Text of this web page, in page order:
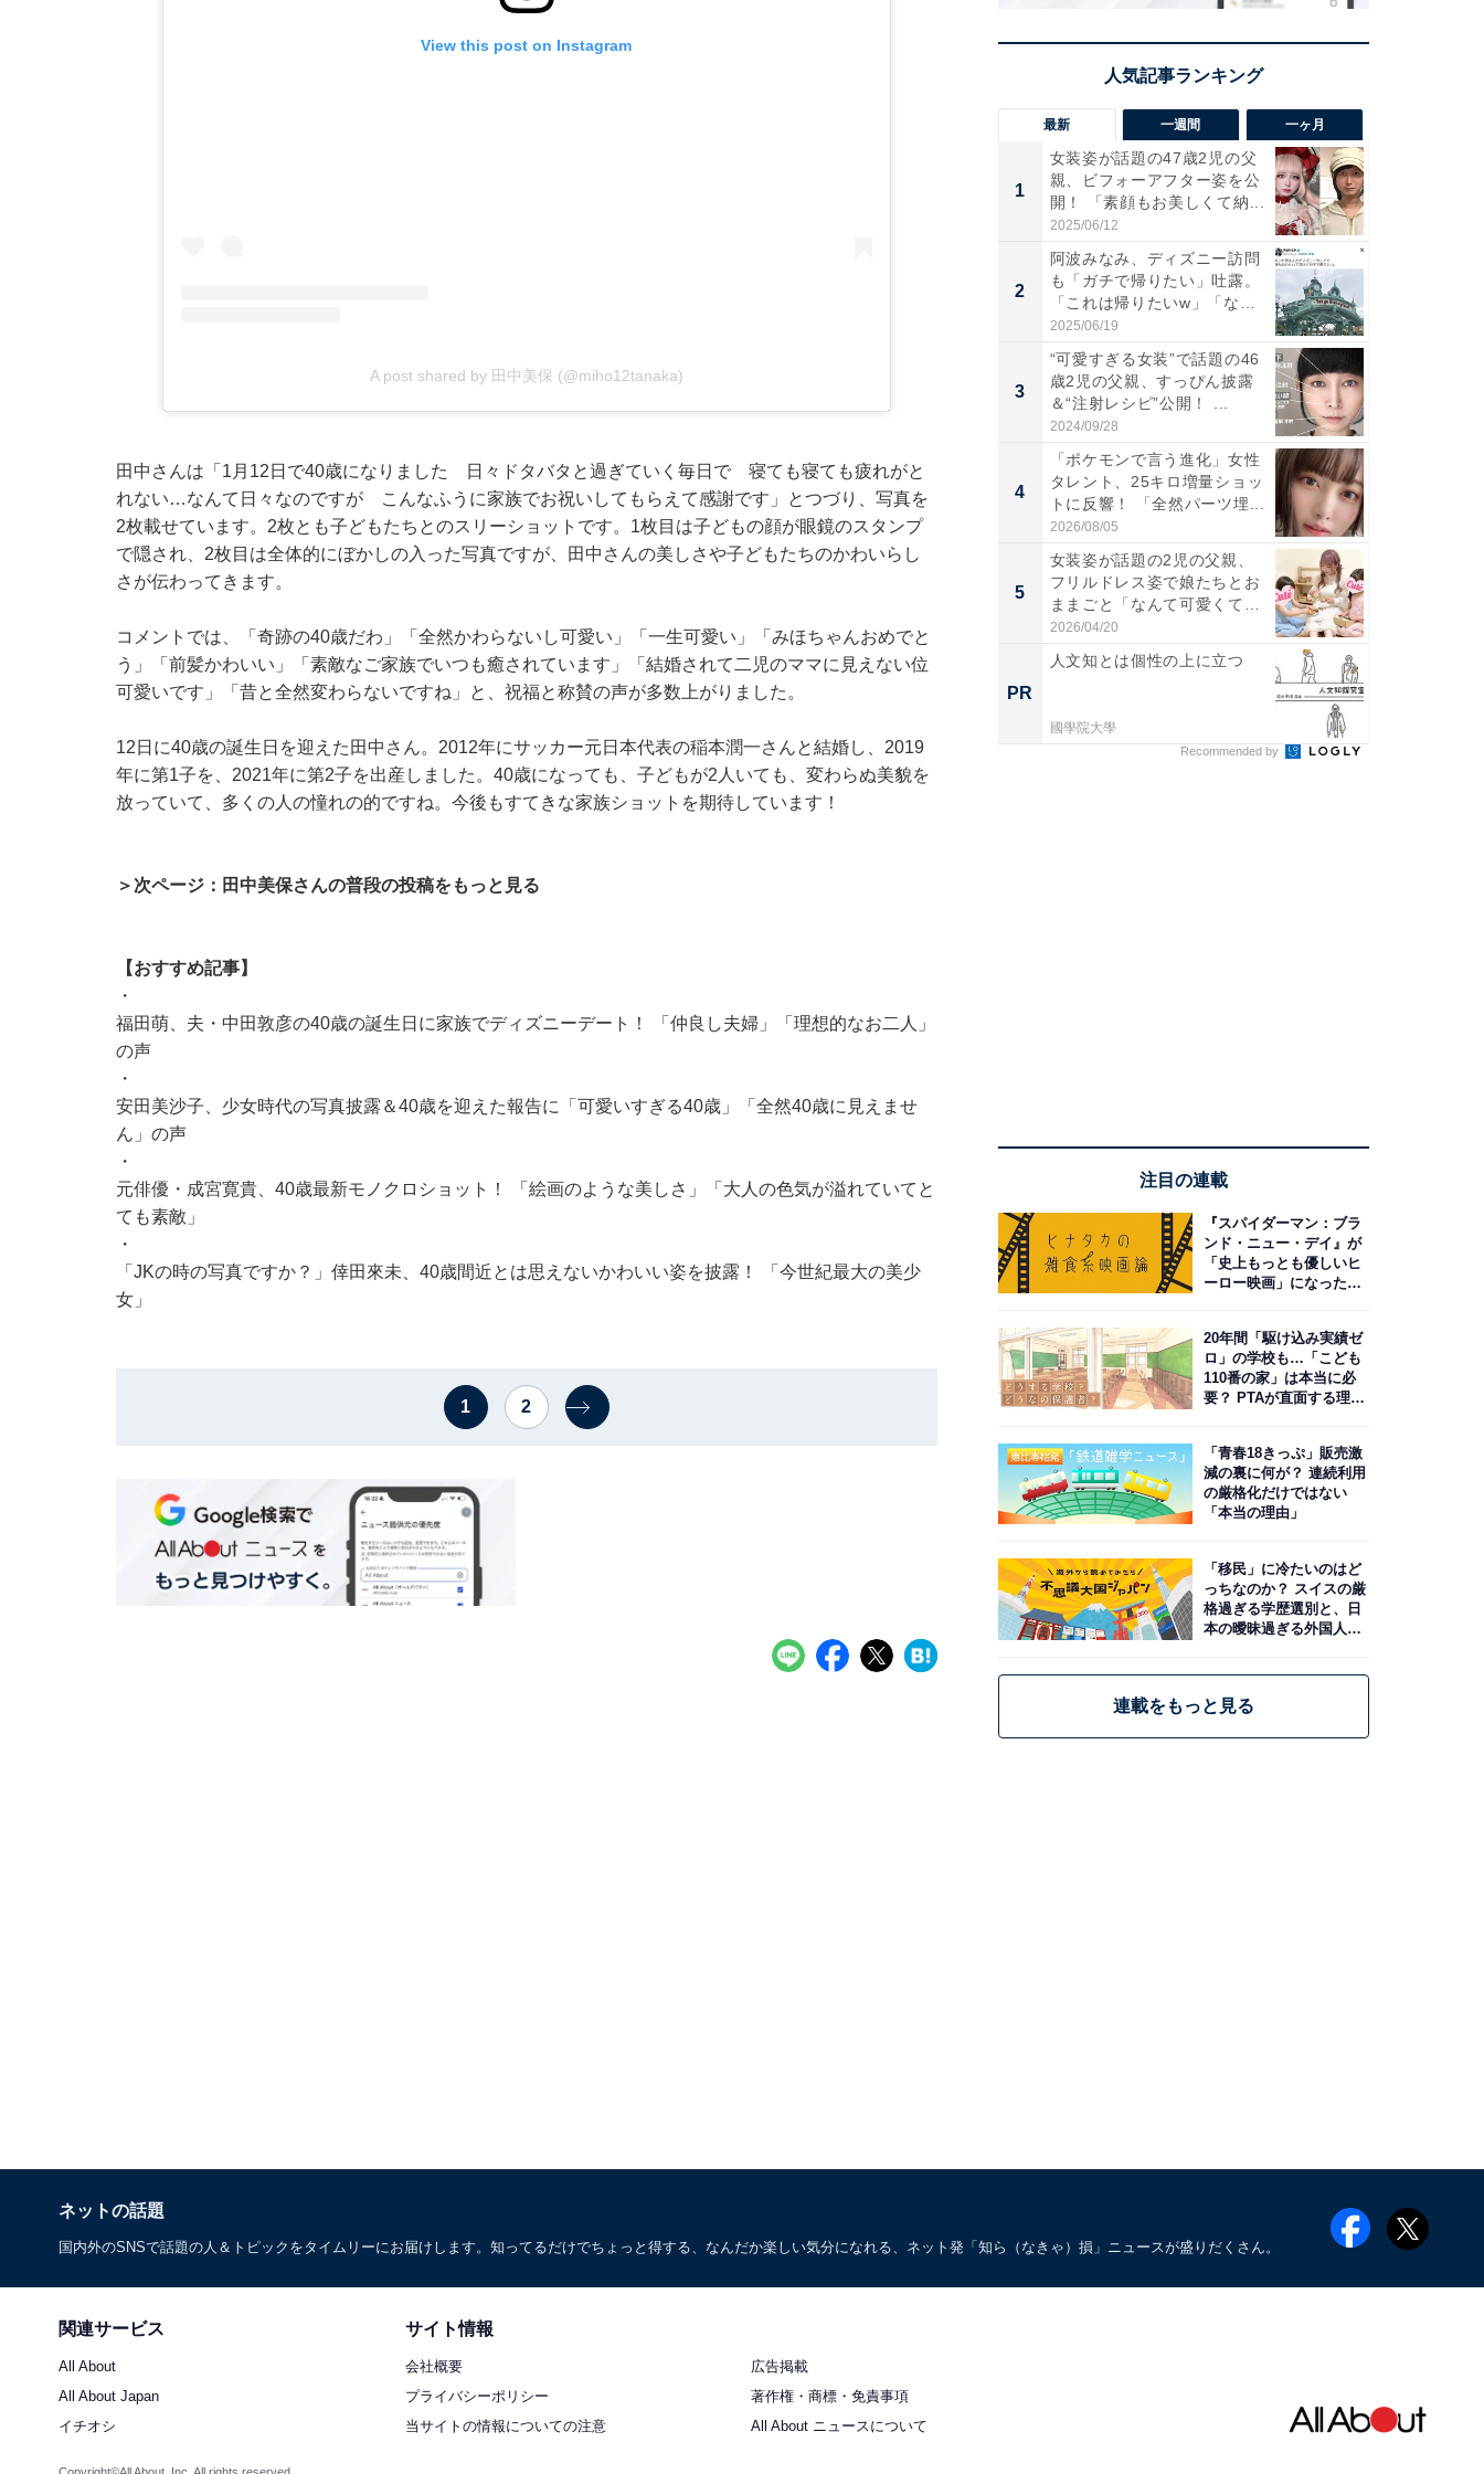
View this post on Instagram
A post shared by 田中美保 (@miho12tanaka)
田中さんは「1月12日で40歳になりました 日々ドタバタと過ぎていく毎日で 寝ても寝ても疲れがと
れない…なんて日々なのですが こんなふうに家族でお祝いしてもらえて感謝です」とつづり、写真を
2枚載せています。2枚とも子どもたちとのスリーショットです。1枚目は子どもの顔が眼鏡のスタンプ
で隠され、2枚目は全体的にぼかしの入った写真ですが、田中さんの美しさや子どもたちのかわいらし
さが伝わってきます。
コメントでは、「奇跡の40歳だわ」「全然かわらないし可愛い」「一生可愛い」「みほちゃんおめでと
う」「前髪かわいい」「素敵なご家族でいつも癒されています」「結婚されて二児のママに見えない位
可愛いです」「昔と全然変わらないですね」と、祝福と称賛の声が多数上がりました。
12日に40歳の誕生日を迎えた田中さん。2012年にサッカー元日本代表の稲本潤一さんと結婚し、2019
年に第1子を、2021年に第2子を出産しました。40歳になっても、子どもが2人いても、変わらぬ美貌を
放っていて、多くの人の憧れの的ですね。今後もすてきな家族ショットを期待しています！
＞次ページ：田中美保さんの普段の投稿をもっと見る
【おすすめ記事】
・
福田萌、夫・中田敦彦の40歳の誕生日に家族でディズニーデート！ 「仲良し夫婦」「理想的なお二人」
の声
・
安田美沙子、少女時代の写真披露＆40歳を迎えた報告に「可愛いすぎる40歳」「全然40歳に見えませ
ん」の声
・
元俳優・成宮寛貴、40歳最新モノクロショット！ 「絵画のような美しさ」「大人の色気が溢れていてと
ても素敵」
・
「JKの時の写真ですか？」倖田來未、40歳間近とは思えないかわいい姿を披露！ 「今世紀最大の美少
女」
1 2
最新 一週間 一ヶ月
1
女装姿が話題の47歳2児の父
親、ビフォーアフター姿を公
開！ 「素顔もお美しくて納...
2025/06/12
2
阿波みなみ、ディズニー訪問
も「ガチで帰りたい」吐露。
「これは帰りたいw」「なん
ち...
2025/06/19
3
“可愛すぎる女装”で話題の46
歳2児の父親、すっぴん披露
＆“注射レシピ”公開！ ...
2024/09/28
4
「ポケモンで言う進化」女性
タレント、25キロ増量ショッ
トに反響！ 「全然パーツ埋...
2026/08/05
5
女装姿が話題の2児の父親、
フリルドレス姿で娘たちとお
ままごと「なんて可愛くて平
和...
2026/04/20
PR
人文知とは個性の上に立つ
國學院大學
Recommended by
注目の連載
『スパイダーマン：ブラ
ンド・ニュー・デイ』が
「史上もっとも優しいヒ
ーロー映画」になった理
20年間「駆け込み実績ゼ
ロ」の学校も…「こども
110番の家」は本当に必
要？ PTAが直面する理想
「青春18きっぷ」販売激
減の裏に何が？ 連続利用
の厳格化だけではない
「本当の理由」
「移民」に冷たいのはど
っちなのか？ スイスの厳
格過ぎる学歴選別と、日
本の曖昧過ぎる外国人政
連載をもっと見る
ネットの話題
国内外のSNSで話題の人＆トピックをタイムリーにお届けします。知ってるだけでちょっと得する、なんだか楽しい気分になれる、ネット発「知ら（なきゃ）損」ニュースが盛りだくさん。
関連サービス
All About
All About Japan
イチオシ
サイト情報
会社概要
広告掲載
プライバシーポリシー
著作権・商標・免責事項
当サイトの情報についての注意
All About ニュースについて